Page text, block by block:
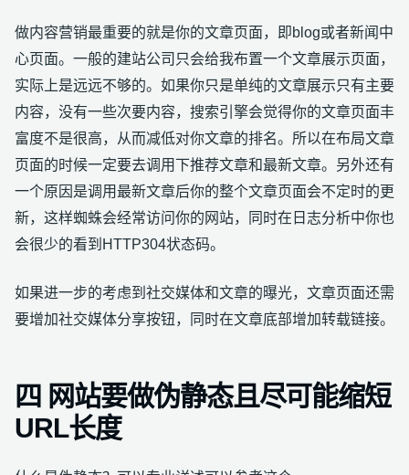
做内容营销最重要的就是你的文章页面，即blog或者新闻中
心页面。一般的建站公司只会给我布置一个文章展示页面，
实际上是远远不够的。如果你只是单纯的文章展示只有主要
内容，没有一些次要内容，搜索引擎会觉得你的文章页面丰
富度不是很高，从而减低对你文章的排名。所以在布局文章
页面的时候一定要去调用下推荐文章和最新文章。另外还有
一个原因是调用最新文章后你的整个文章页面会不定时的更
新，这样蜘蛛会经常访问你的网站，同时在日志分析中你也
会很少的看到HTTP304状态码。
如果进一步的考虑到社交媒体和文章的曝光，文章页面还需
要增加社交媒体分享按钮，同时在文章底部增加转载链接。
四 网站要做伪静态且尽可能缩短
URL长度